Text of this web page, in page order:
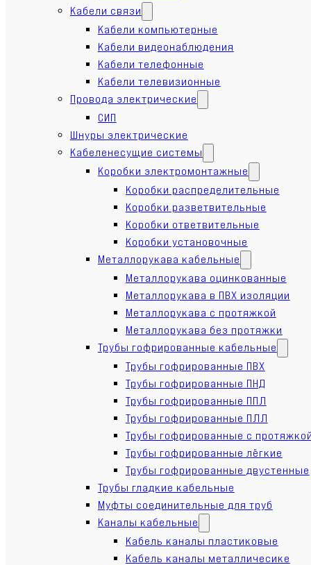
Кабели связи
Кабели компьютерные
Кабели видеонаблюдения
Кабели телефонные
Кабели телевизионные
Провода электрические
СИП
Шнуры электрические
Кабеленесущие системы
Коробки электромонтажные
Коробки распределительные
Коробки разветвительные
Коробки ответвительные
Коробки установочные
Металлорукава кабельные
Металлорукава оцинкованные
Металлорукава в ПВХ изоляции
Металлорукава с протяжкой
Металлорукава без протяжки
Трубы гофрированные кабельные
Трубы гофрированные ПВХ
Трубы гофрированные ПНД
Трубы гофрированные ППЛ
Трубы гофрированные ПЛЛ
Трубы гофрированные с
Трубы гофрированные лёгкие
Трубы гофрированные двустенные
Трубы гладкие кабельные
Муфты соединительные для труб
Каналы кабельные
Кабель каналы пластиковые
Кабель каналы металличесике